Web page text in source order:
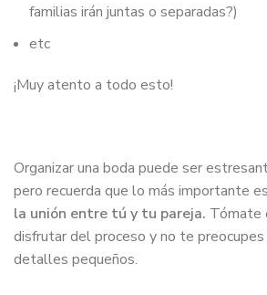
familias irán juntas o separadas?)
etc
¡Muy atento a todo esto!
Organizar una boda puede ser
pero recuerda que lo más importante es
la unión entre tú y tu pareja. Tómate
disfrutar del proceso y no te
detalles pequeños.